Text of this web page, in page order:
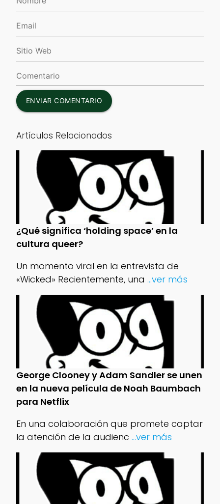
ENVIAR COMENTARIO
Artículos Relacionados
¿Qué significa ‘holding space’ en la
cultura queer?
Un momento viral en la entrevista de
«Wicked» Recientemente, una ...ver más
George Clooney y Adam Sandler se unen
en la nueva película de Noah Baumbach
para Netflix
En una colaboración que promete captar
la atención de la audienc ...ver más